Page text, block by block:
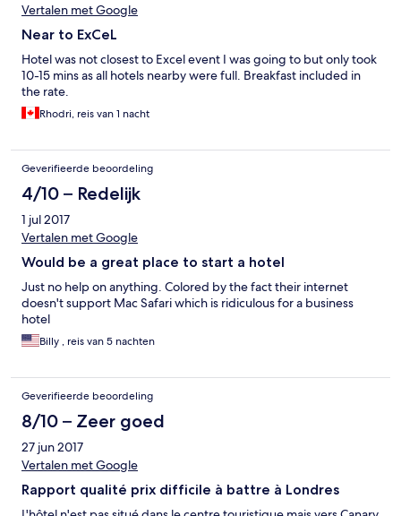
Vertalen met Google
Near to ExCeL
Hotel was not closest to Excel event I was going to but only took
10-15 mins as all hotels nearby were full. Breakfast included in
the rate.
Rhodri, reis van 1 nacht
Geverifieerde beoordeling
4/10 – Redelijk
1 jul 2017
Vertalen met Google
Would be a great place to start a hotel
Just no help on anything. Colored by the fact their internet
doesn't support Mac Safari which is ridiculous for a business
hotel
Billy , reis van 5 nachten
Geverifieerde beoordeling
8/10 – Zeer goed
27 jun 2017
Vertalen met Google
Rapport qualité prix difficile à battre à Londres